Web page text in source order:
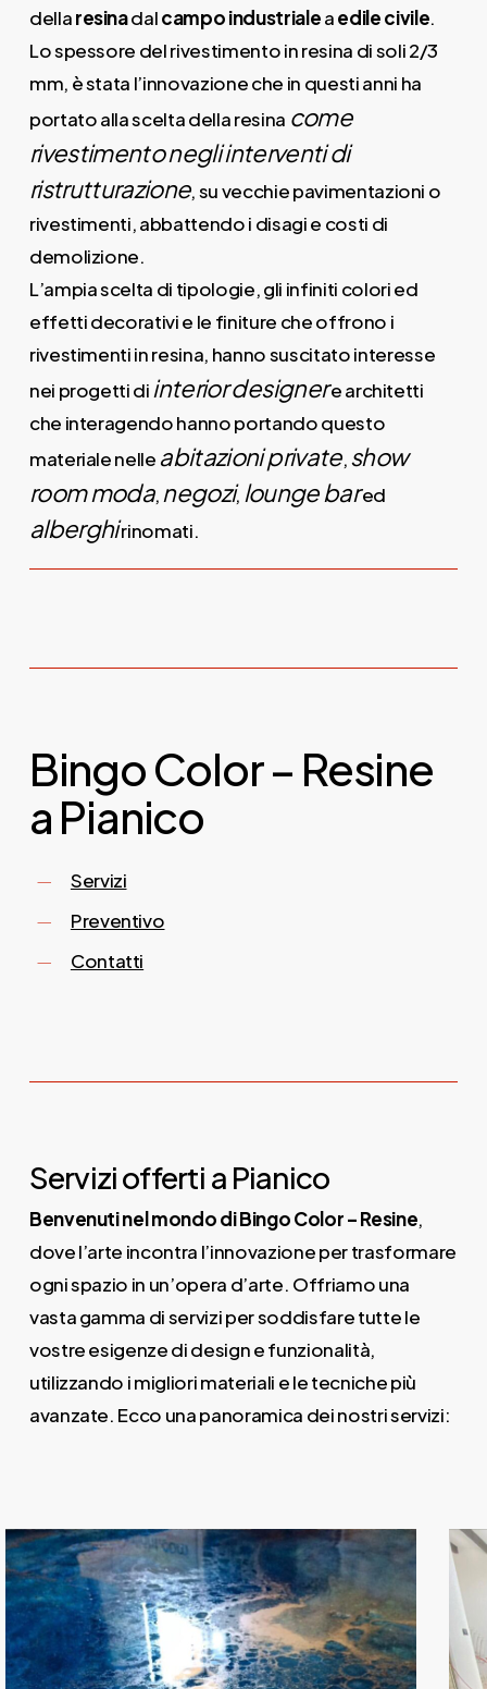
dellaresinadalcampo industrialeaedile civile.
Lo spessore del rivestimento in resina di soli 2/3
mm, è stata l’innovazione che in questi anni ha
portato alla scelta della resina come
rivestimento negli interventi di
ristrutturazione, su vecchie pavimentazioni o
rivestimenti, abbattendo i disagi e costi di
demolizione.
L’ampia scelta di tipologie, gli infiniti colori ed
effetti decorativi e le finiture che offrono i
rivestimenti in resina, hanno suscitato interesse
nei progetti di interior designere architetti
che interagendo hanno portando questo
materiale nelle abitazioni private,show
room moda, negozi, lounge bared
alberghirinomati.
Bingo Color – Resine
a Pianico
Servizi
Preventivo
Contatti
Servizi offerti a Pianico
Benvenuti nel mondo di Bingo Color – Resine,
dove l’arte incontra l’innovazione per trasformare
ogni spazio in un’opera d’arte. Offriamo una
vasta gamma di servizi per soddisfare tutte le
vostre esigenze di design e funzionalità,
utilizzando i migliori materiali e le tecniche più
avanzate. Ecco una panoramica dei nostri servizi: